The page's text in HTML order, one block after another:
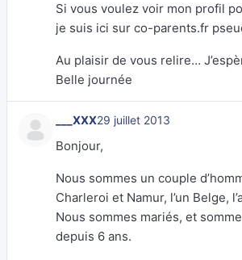
Si vous voulez voir mon profil
je suis ici sur co-parents.fr
Au plaisir de vous relire…
Belle journée
___XXX29 juillet 2013
Bonjour,
Nous sommes un couple
Charleroi et Namur, l’un Belge,
Nous sommes mariés, et
depuis 6 ans.